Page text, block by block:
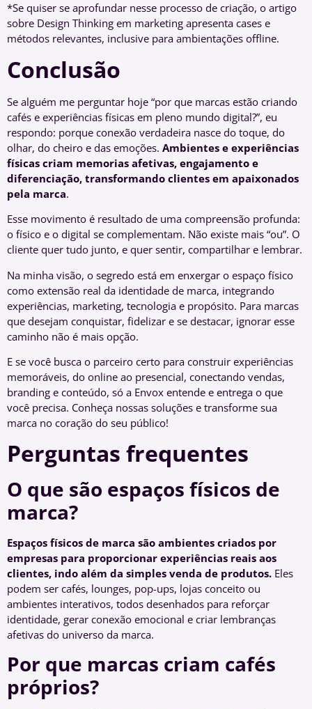
*Se quiser se aprofundar nesse processo de criação, o artigo
sobre Design Thinking em marketing apresenta cases e
métodos relevantes, inclusive para ambientações offline.
Conclusão
Se alguém me perguntar hoje “por que marcas estão criando
cafés e experiências físicas em pleno mundo digital?”, eu
respondo: porque conexão verdadeira nasce do toque, do
olhar, do cheiro e das emoções. Ambientes e experiências
físicas criam memorias afetivas, engajamento e
diferenciação, transformando clientes em apaixonados
pela marca.
Esse movimento é resultado de uma compreensão profunda:
o físico e o digital se complementam. Não existe mais “ou”. O
cliente quer tudo junto, e quer sentir, compartilhar e lembrar.
Na minha visão, o segredo está em enxergar o espaço físico
como extensão real da identidade de marca, integrando
experiências, marketing, tecnologia e propósito. Para marcas
que desejam conquistar, fidelizar e se destacar, ignorar esse
caminho não é mais opção.
E se você busca o parceiro certo para construir experiências
memoráveis, do online ao presencial, conectando vendas,
branding e conteúdo, só a Envox entende e entrega o que
você precisa. Conheça nossas soluções e transforme sua
marca no coração do seu público!
Perguntas frequentes
O que são espaços físicos de
marca?
Espaços físicos de marca são ambientes criados por
empresas para proporcionar experiências reais aos
clientes, indo além da simples venda de produtos. Eles
podem ser cafés, lounges, pop-ups, lojas conceito ou
ambientes interativos, todos desenhados para reforçar
identidade, gerar conexão emocional e criar lembranças
afetivas do universo da marca.
Por que marcas criam cafés
próprios?